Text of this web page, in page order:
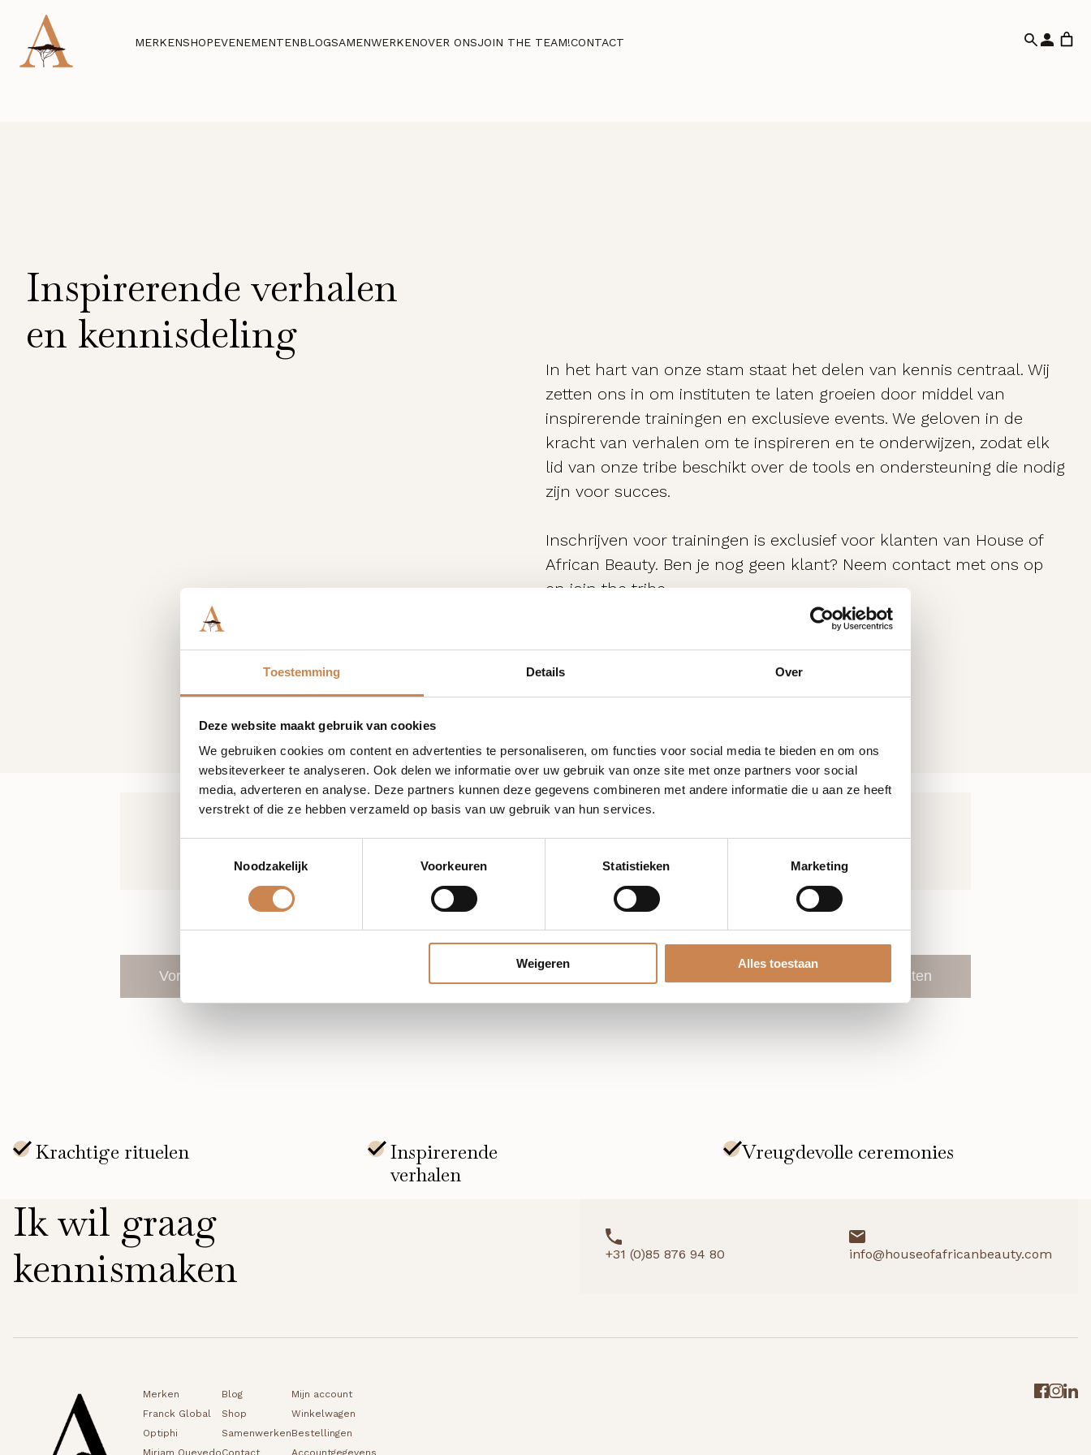
Toestemming Details Over
Deze website maakt gebruik van cookies
We gebruiken cookies om content en advertenties te personaliseren, om functies voor social media te bieden en om ons
websiteverkeer te analyseren. Ook delen we informatie over uw gebruik van onze site met onze partners voor social
media, adverteren en analyse. Deze partners kunnen deze gegevens combineren met andere informatie die u aan ze heeft
verstrekt of die ze hebben verzameld op basis van uw gebruik van hun services.
Noodzakelijk
Voorkeuren Statistieken Marketing
Weigeren Alles toestaan
MERKENSHOPEVENEMENTENBLOGSAMENWERKENOVER ONSJOIN THE TEAM!CONTACT
Inspirerende verhalen
en kennisdeling
In het hart van onze stam staat het delen van kennis centraal. Wij
zetten ons in om instituten te laten groeien door middel van
inspirerende trainingen en exclusieve events. We geloven in de
kracht van verhalen om te inspireren en te onderwijzen, zodat elk
lid van onze tribe beschikt over de tools en ondersteuning die nodig
zijn voor succes.
Inschrijven voor trainingen is exclusief voor klanten van House of
African Beauty. Ben je nog geen klant? Neem contact met ons op
en join the tribe.
Vorige Evenementen
Ik wil graag
kennismaken
+31 (0)85 876 94 80 info@houseofafricanbeauty.com
Merken
Franck Global
Optiphi
Miriam Quevedo
Blog
Shop
Samenwerken
Contact
Mijn account
Winkelwagen
Bestellingen
Accountgegevens